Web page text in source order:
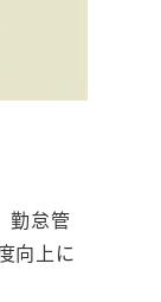
勤怠管
向上に